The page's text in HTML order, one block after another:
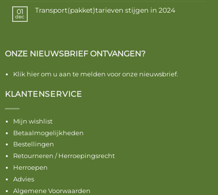
01
dec
Transport(pakket)tarieven stijgen in 2024
ONZE NIEUWSBRIEF ONTVANGEN?
Klik hier om u aan te melden voor onze nieuwsbrief.
KLANTENSERVICE
Mijn wishlist
Betaalmogelijkheden
Bestellingen
Retourneren / Herroepingsrecht
Herroepen
Advies
Algemene Voorwaarden